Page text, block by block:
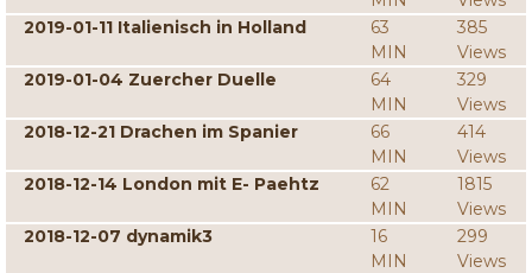
2019-01-11 Italienisch in Holland
63
MIN
385
Views
2019-01-04 Zuercher Duelle
64
MIN
329
Views
2018-12-21 Drachen im Spanier
66
MIN
414
Views
2018-12-14 London mit E- Paehtz
62
MIN
1815
Views
2018-12-07 dynamik3
16
MIN
299
Views